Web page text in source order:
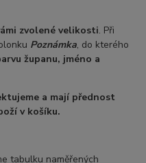
zvolené velikosti. Při
Poznámka, do kterého
županu, jméno a
a mají přednost
v košíku.
tabulku naměřených